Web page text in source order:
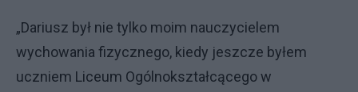
„Dariusz był nie tylko moim nauczycielem
wychowania fizycznego, kiedy jeszcze byłem
uczniem Liceum Ogólnokształcącego w